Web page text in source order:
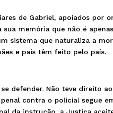
de Gabriel, apoiados por
memória que não é
sistema que naturaliza a
e pais têm feito pelo país.
defender. Não teve direito
contra o policial segue